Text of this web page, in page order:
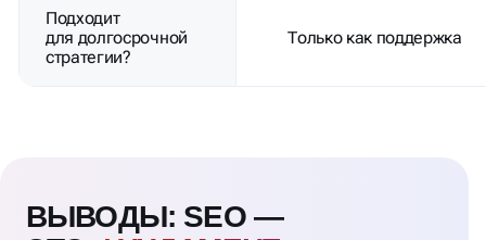
Подходит
для долгосрочной
стратегии?
Только как поддержка
ВЫВОДЫ: SEO —